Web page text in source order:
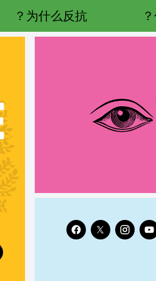
为什么反抗？
RELATED
Follow XR